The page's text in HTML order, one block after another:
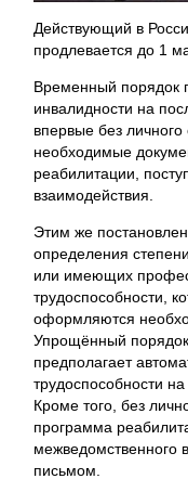
Действующий в
продлевается до 1
Временный порядок
инвалидности на
впервые без
необходимые
реабилитации,
взаимодействия.
Этим же
определения
или имеющих
трудоспособности,
оформляются
Упрощённый
предполагает
трудоспособности
Кроме того, без
программа
межведомственного
письмом.